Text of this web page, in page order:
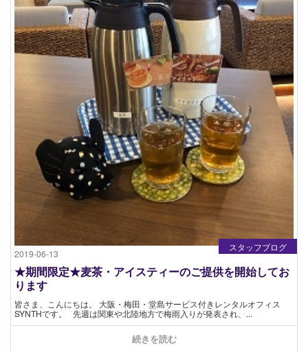
2019-06-13
スタッフブログ
★期間限定★麦茶・アイスティーのご提供を開始してお
ります
皆さま、こんにちは。 大阪・梅田・堂島サービス付きレンタルオフィス
SYNTHです。 先週は関東や北陸地方で梅雨入りが発表され、...
続きを読む